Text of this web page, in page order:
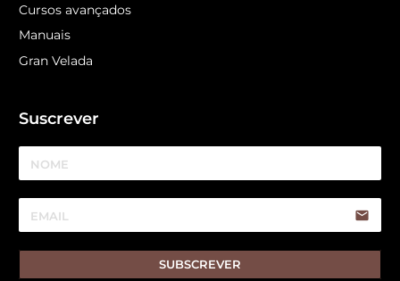
Cursos avançados
Manuais
Gran Velada
Suscrever
email
SUBSCREVER